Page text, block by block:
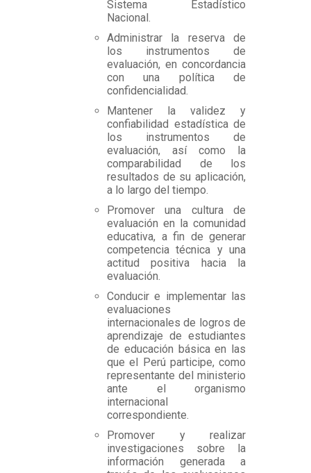
Sistema Estadístico
Nacional.
Administrar la reserva de
los instrumentos de
evaluación, en concordancia
con una política de
confidencialidad.
Mantener la validez y
confiabilidad estadística de
los instrumentos de
evaluación, así como la
comparabilidad de los
resultados de su aplicación,
a lo largo del tiempo.
Promover una cultura de
evaluación en la comunidad
educativa, a fin de generar
competencia técnica y una
actitud positiva hacia la
evaluación.
Conducir e implementar las
evaluaciones
internacionales de logros de
aprendizaje de estudiantes
de educación básica en las
que el Perú participe, como
representante del ministerio
ante el organismo
internacional
correspondiente.
Promover y realizar
investigaciones sobre la
información generada a